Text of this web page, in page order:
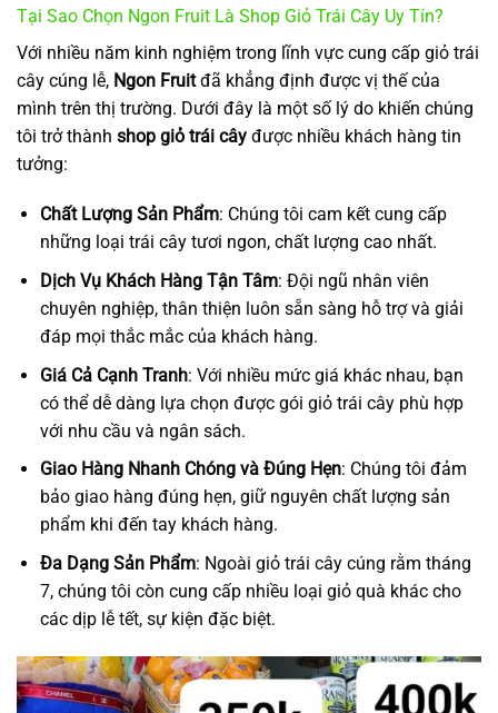
Tại Sao Chọn Ngon Fruit Là Shop Giỏ Trái Cây Uy Tín?
Với nhiều năm kinh nghiệm trong lĩnh vực cung cấp giỏ trái
cây cúng lễ, Ngon Fruitđã khẳng định được vị thế của
mình trên thị trường. Dưới đây là một số lý do khiến chúng
tôi trở thành shop giỏ trái cây được nhiều khách hàng tin
tưởng:
Chất Lượng Sản Phẩm: Chúng tôi cam kết cung cấp
những loại trái cây tươi ngon, chất lượng cao nhất.
Dịch Vụ Khách Hàng Tận Tâm: Đội ngũ nhân viên
chuyên nghiệp, thân thiện luôn sẵn sàng hỗ trợ và giải
đáp mọi thắc mắc của khách hàng.
Giá Cả Cạnh Tranh: Với nhiều mức giá khác nhau, bạn
có thể dễ dàng lựa chọn được gói giỏ trái cây phù hợp
với nhu cầu và ngân sách.
Giao Hàng Nhanh Chóng và Đúng Hẹn: Chúng tôi đảm
bảo giao hàng đúng hẹn, giữ nguyên chất lượng sản
phẩm khi đến tay khách hàng.
Đa Dạng Sản Phẩm: Ngoài giỏ trái cây cúng rằm tháng
7, chúng tôi còn cung cấp nhiều loại giỏ quà khác cho
các dịp lễ tết, sự kiện đặc biệt.